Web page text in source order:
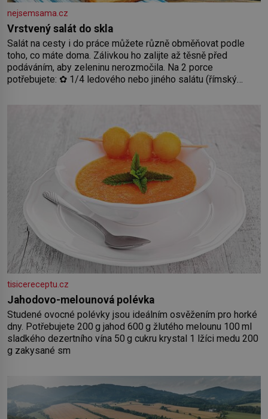
nejsemsama.cz
Vrstvený salát do skla
Salát na cesty i do práce můžete různě obměňovat podle
toho, co máte doma. Zálivkou ho zalijte až těsně před
podáváním, aby zeleninu nerozmočila. Na 2 porce
potřebujete: ✿ 1/4 ledového nebo jiného salátu (římský
2 rajčata Zálivka: ✿ 4 lžíce olivového oleje ✿ 1 lžíci citronové
tisicereceptu.cz
Jahodovo-melounová polévka
Studené ovocné polévky jsou ideálním osvěžením pro horké
dny. Potřebujete 200 g jahod 600 g žlutého melounu 100 ml
sladkého dezertního vína 50 g cukru krystal 1 lžíci medu 200
g zakysané sm